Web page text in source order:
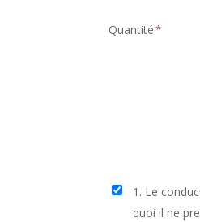
Quantité
Le
quoi il ne